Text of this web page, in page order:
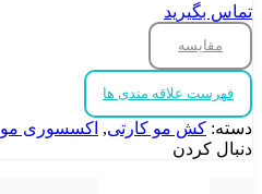
تماس بگیرید
مقایسه
فهرست علاقه مندی ها
دسته: کش مو کارتی, اکسسوری مو
دنبال کردن